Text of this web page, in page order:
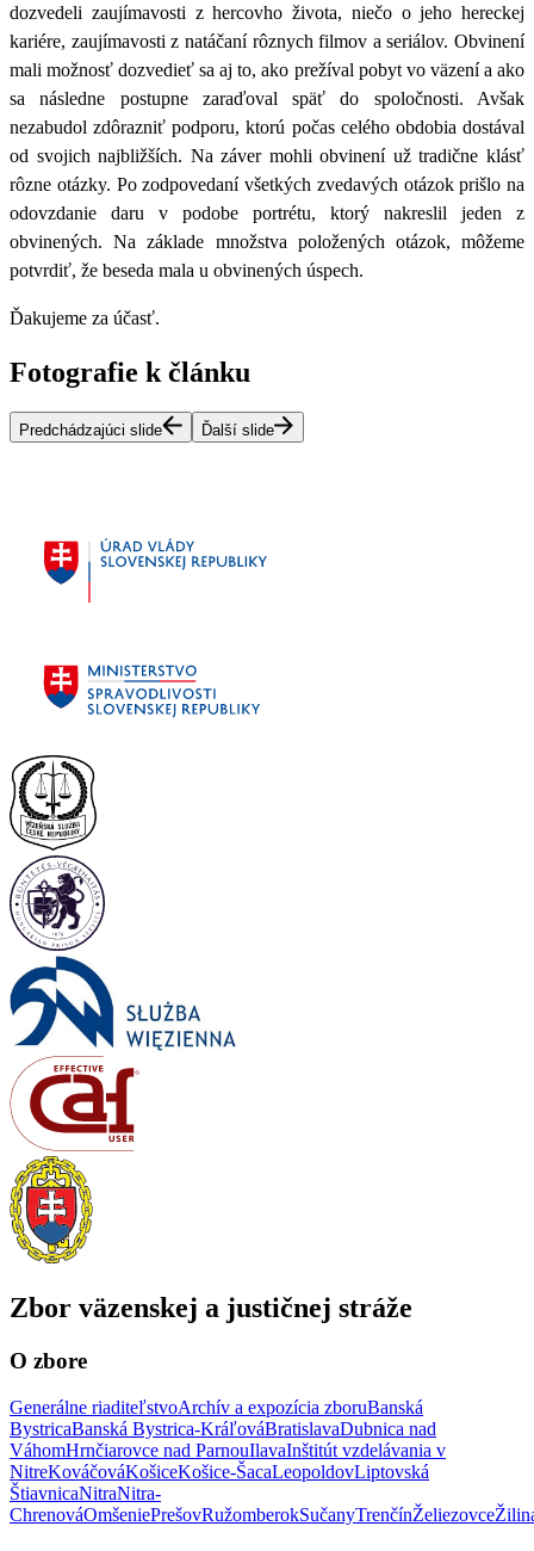
dozvedeli zaujímavosti z hercovho života, niečo o jeho hereckej
kariére, zaujímavosti z natáčaní rôznych filmov a seriálov. Obvinení
mali možnosť dozvedieť sa aj to, ako prežíval pobyt vo väzení a ako
sa následne postupne zaraďoval späť do spoločnosti. Avšak
nezabudol zdôrazniť podporu, ktorú počas celého obdobia dostával
od svojich najbližších. Na záver mohli obvinení už tradične klásť
rôzne otázky. Po zodpovedaní všetkých zvedavých otázok prišlo na
odovzdanie daru v podobe portrétu, ktorý nakreslil jeden z
obvinených. Na základe množstva položených otázok, môžeme
potvrdiť, že beseda mala u obvinených úspech.
Ďakujeme za účasť.
Fotografie k článku
Predchádzajúci slide Ďalší slide
Zbor väzenskej a justičnej stráže
O zbore
Generálne riaditeľstvoArchív a expozícia zboruBanská
BystricaBanská Bystrica-KráľováBratislavaDubnica nad
VáhomHrnčiarovce nad ParnouIlavaInštitút vzdelávania v
NitreKováčováKošiceKošice-ŠacaLeopoldovLiptovská
ŠtiavnicaNitraNitra-
ChrenováOmšeniePrešovRužomberokSučanyTrenčínŽeliezovce